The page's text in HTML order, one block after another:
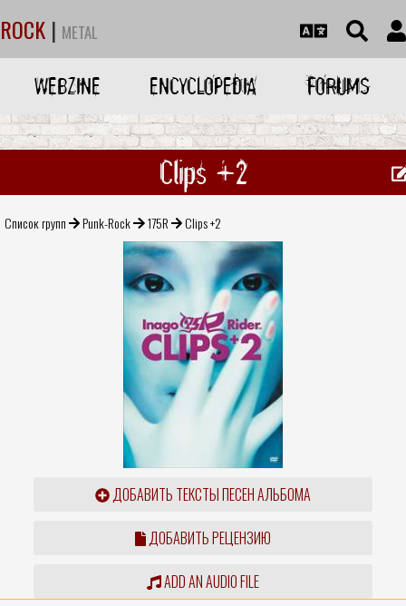
ROCK | METAL
WEBZINE ENCYCLOPEDIA FORUMS
Clips +2
Список групп Punk-Rock 175R Clips +2
ДОБАВИТЬ ТЕКСТЫ ПЕСЕН АЛЬБОМА
ДОБАВИТЬ РЕЦЕНЗИЮ
ADD AN AUDIO FILE